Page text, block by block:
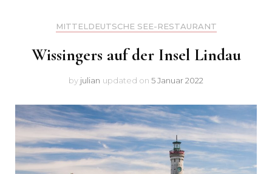
MITTELDEUTSCHE SEE-RESTAURANT
Wissingers auf der Insel Lindau
by julian updated on 5 Januar 2022